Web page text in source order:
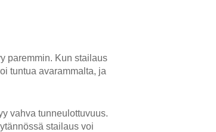
paremmin. Kun stailaus
tuntua avarammalta, ja
vahva tunneulottuvuus.
stailaus voi